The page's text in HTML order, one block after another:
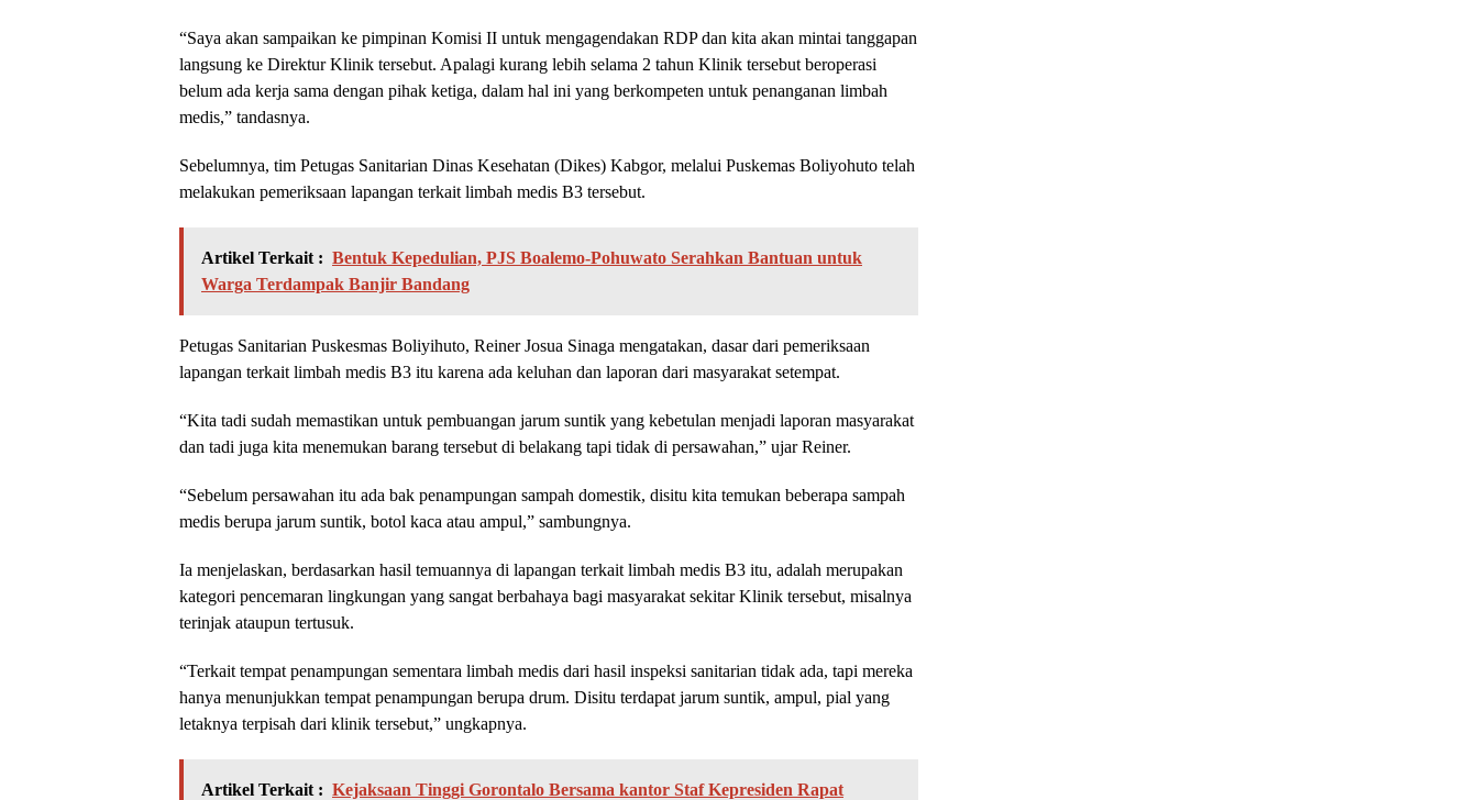
“Saya akan sampaikan ke pimpinan Komisi II untuk mengagendakan RDP dan kita akan mintai tanggapan
langsung ke Direktur Klinik tersebut. Apalagi kurang lebih selama 2 tahun Klinik tersebut beroperasi
belum ada kerja sama dengan pihak ketiga, dalam hal ini yang berkompeten untuk penanganan limbah
medis,” tandasnya.
Sebelumnya, tim Petugas Sanitarian Dinas Kesehatan (Dikes) Kabgor, melalui Puskemas Boliyohuto telah
melakukan pemeriksaan lapangan terkait limbah medis B3 tersebut.
Artikel Terkait : Bentuk Kepedulian, PJS Boalemo-Pohuwato Serahkan Bantuan untuk
Warga Terdampak Banjir Bandang
Petugas Sanitarian Puskesmas Boliyihuto, Reiner Josua Sinaga mengatakan, dasar dari pemeriksaan
lapangan terkait limbah medis B3 itu karena ada keluhan dan laporan dari masyarakat setempat.
“Kita tadi sudah memastikan untuk pembuangan jarum suntik yang kebetulan menjadi laporan masyarakat
dan tadi juga kita menemukan barang tersebut di belakang tapi tidak di persawahan,” ujar Reiner.
“Sebelum persawahan itu ada bak penampungan sampah domestik, disitu kita temukan beberapa sampah
medis berupa jarum suntik, botol kaca atau ampul,” sambungnya.
Ia menjelaskan, berdasarkan hasil temuannya di lapangan terkait limbah medis B3 itu, adalah merupakan
kategori pencemaran lingkungan yang sangat berbahaya bagi masyarakat sekitar Klinik tersebut, misalnya
terinjak ataupun tertusuk.
“Terkait tempat penampungan sementara limbah medis dari hasil inspeksi sanitarian tidak ada, tapi mereka
hanya menunjukkan tempat penampungan berupa drum. Disitu terdapat jarum suntik, ampul, pial yang
letaknya terpisah dari klinik tersebut,” ungkapnya.
Artikel Terkait : Kejaksaan Tinggi Gorontalo Bersama kantor Staf Kepresiden Rapat